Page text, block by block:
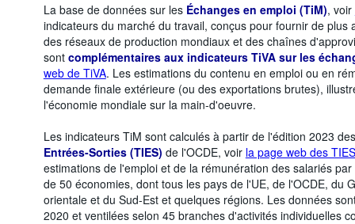
La base de données sur les Échanges en emploi (TiM), voir
indicateurs du marché du travail, conçus pour fournir de plus
des réseaux de production mondiaux et des chaînes
sont complémentaires aux indicateurs TiVA sur les
web de TiVA. Les estimations du contenu en emploi ou en
demande finale extérieure (ou des exportations brutes),
l'économie mondiale sur la main-d'oeuvre.
Les indicateurs TiM sont calculés à partir de l'édition 2023
Entrées-Sorties (TIES) de l'OCDE, voir la page web des TIES
estimations de l'emploi et de la rémunération des salariés
de 50 économies, dont tous les pays de l'UE, de l'OCDE, du
orientale et du Sud-Est et quelques régions. Les données
2020 et ventilées selon 45 branches d'activités individuelles